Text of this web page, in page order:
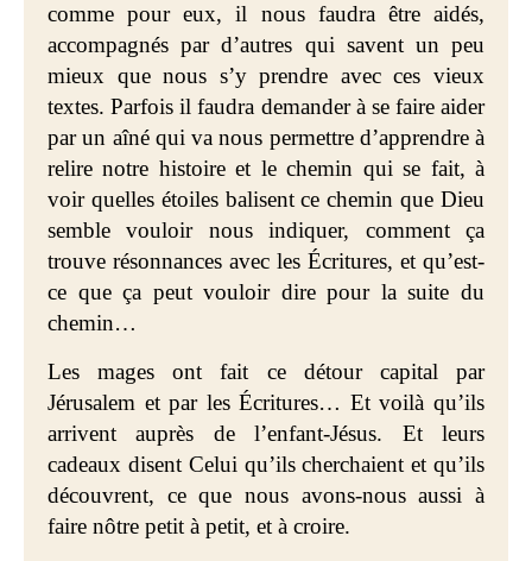
comme pour eux, il nous faudra être aidés,
accompagnés par d’autres qui savent un peu
mieux que nous s’y prendre avec ces vieux
textes. Parfois il faudra demander à se faire aider
par un aîné qui va nous permettre d’apprendre à
relire notre histoire et le chemin qui se fait, à
voir quelles étoiles balisent ce chemin que Dieu
semble vouloir nous indiquer, comment ça
trouve résonnances avec les Écritures, et qu’est-
ce que ça peut vouloir dire pour la suite du
chemin…
Les mages ont fait ce détour capital par
Jérusalem et par les Écritures… Et voilà qu’ils
arrivent auprès de l’enfant-Jésus. Et leurs
cadeaux disent Celui qu’ils cherchaient et qu’ils
découvrent, ce que nous avons-nous aussi à
faire nôtre petit à petit, et à croire.